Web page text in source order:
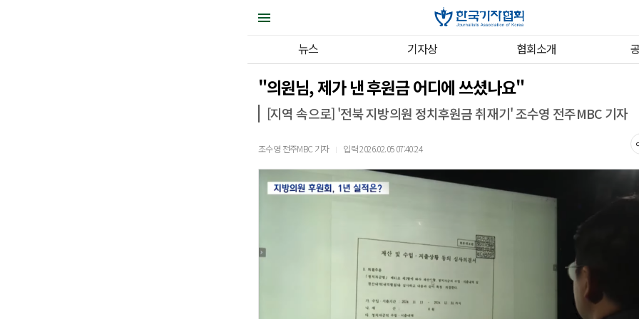
뉴스 기자상 협회소개
"의원님, 제가 낸 후원금 어디에 쓰셨나요"
[지역 속으로] '전북 지방의원 정치후원금 취재기' 조수영 전주MBC 기자
조수영 전주MBC 기자 ｜ 입력 2026.02.05 07:40:24